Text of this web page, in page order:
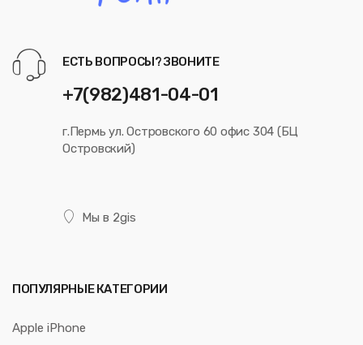
ЕСТЬ ВОПРОСЫ? ЗВОНИТЕ
+7(982)481-04-01
г.Пермь ул. Островского 60 офис 304 (БЦ
Островский)
Мы в 2gis
ПОПУЛЯРНЫЕ КАТЕГОРИИ
Apple iPhone